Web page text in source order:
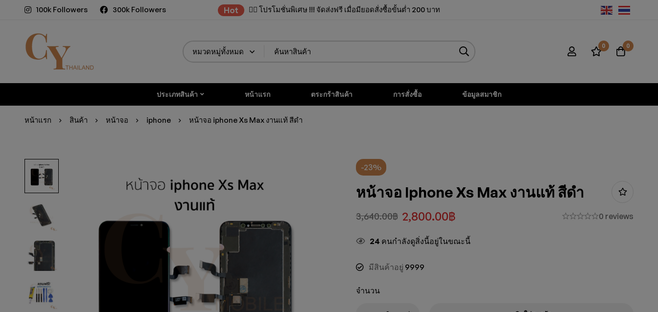
100k Followers 300k Followers Hot ✌🏼 โปรโมชั่นพิเศษ !!! จัดส่งฟรี เมื่อมียอดสั่งซื้อขั้นต่ำ 200 บาท
0 0
ประเภทสินค้า หน้าแรก ตระกร้าสินค้า การสั่งซื้อ ข้อมูลสมาชิก
หน้าแรก สินค้า หน้าจอ iphone หน้าจอ iphone Xs Max งานแท้ สีดำ
-23%
หน้าจอ Iphone Xs Max งานแท้ สีดำ
3,640.00฿ 2,800.00฿ 0 reviews
24 คนกำลังดูสิ่งนี้อยู่ในขณะนี้
มีสินค้าอยู่ 9999
จำนวน